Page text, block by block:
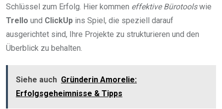
Schlüssel zum Erfolg. Hier kommen effektive Bürotoolswie
Trello und ClickUp ins Spiel, die speziell darauf
ausgerichtet sind, Ihre Projekte zu strukturieren und den
Überblick zu behalten.
Siehe auch Gründerin Amorelie:
Erfolgsgeheimnisse & Tipps